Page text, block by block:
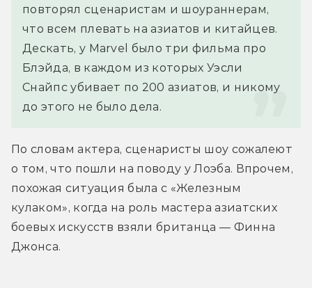
повторял сценаристам и шоураннерам,
что всем плевать на азиатов и китайцев.
Дескать, у Marvel было три фильма про
Блэйда, в каждом из которых Уэсли
Снайпс убивает по 200 азиатов, и никому
до этого не было дела.
По словам актера, сценаристы шоу сожалеют
о том, что пошли на поводу у Лоэба. Впрочем,
похожая ситуация была с «Железным
кулаком», когда на роль мастера азиатских
боевых искусств взяли британца — Финна
Джонса.